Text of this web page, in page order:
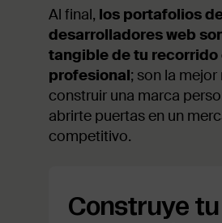
Al final, los portafolios
desarrolladores web
tangible de tu recorrido
profesional; son la
construir una marca
abrirte puertas en un
competitivo.
Construye tu